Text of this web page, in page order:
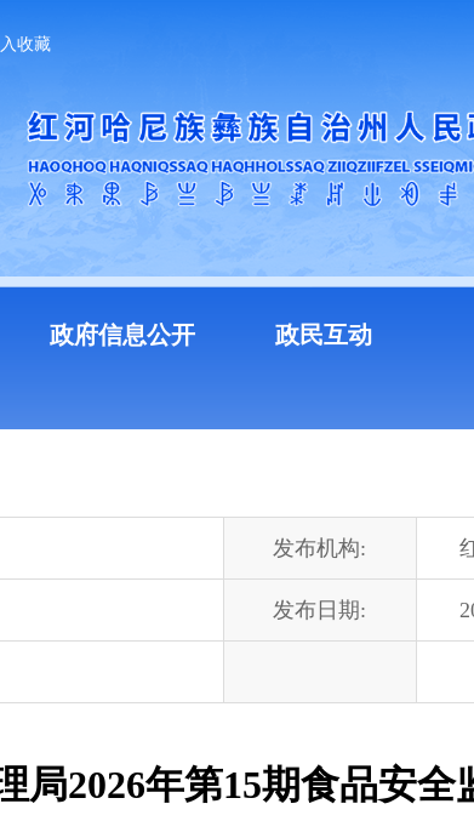
收藏
政府信息公开 政民互动
发布机构:
发布日期:
局2026年第15期食品安